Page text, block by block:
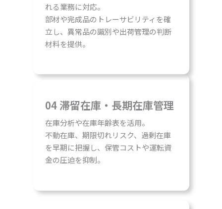
れる業務に対応。
部材や完成品のトレーサビリティを確
立し、異常品の識別や出荷管理の判断
材料を提供。
04 滞留在庫・長期在庫管理
在庫分析や在庫年齢表を活用。
不動在庫、期限切れリスク、過剰在庫
を早期に把握し、保管コストや運転資
金の圧迫を抑制。